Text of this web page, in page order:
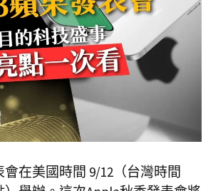
會在美國時間 9/12（台灣時間